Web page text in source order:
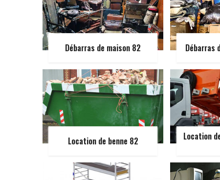
Débarras de maison 82 Débarras
Location de benne 82 Location